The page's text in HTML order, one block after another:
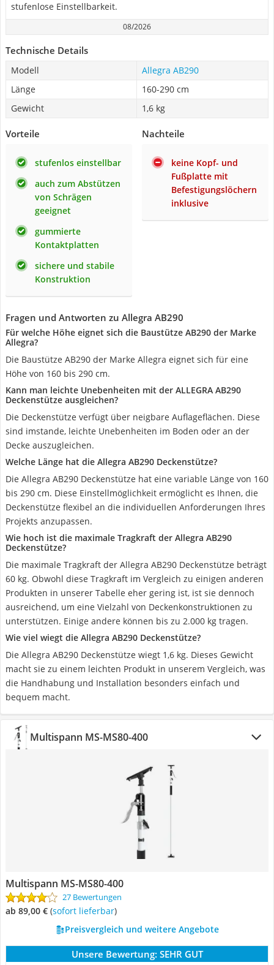
stufenlose Einstellbarkeit.
08/2026
Technische Details
Modell
Allegra AB290
Länge
160-290 cm
Gewicht
1,6 kg
Vorteile
stufenlos einstellbar
auch zum Abstützen
von Schrägen
geeignet
gummierte
Kontaktplatten
sichere und stabile
Konstruktion
Nachteile
keine Kopf- und
Fußplatte mit
Befestigungslöchern
inklusive
Fragen und Antworten zu Allegra AB290
Für welche Höhe eignet sich die Baustütze AB290 der Marke
Allegra?
Die Baustütze AB290 der Marke Allegra eignet sich für eine
Höhe von 160 bis 290 cm.
Kann man leichte Unebenheiten mit der ALLEGRA AB290
Deckenstütze ausgleichen?
Die Deckenstütze verfügt über neigbare Auflageflächen. Diese
sind imstande, leichte Unebenheiten im Boden oder an der
Decke auszugleichen.
Welche Länge hat die Allegra AB290 Deckenstütze?
Die Allegra AB290 Deckenstütze hat eine variable Länge von 160
bis 290 cm. Diese Einstellmöglichkeit ermöglicht es Ihnen, die
Deckenstütze flexibel an die individuellen Anforderungen Ihres
Projekts anzupassen.
Wie hoch ist die maximale Tragkraft der Allegra AB290
Deckenstütze?
Die maximale Tragkraft der Allegra AB290 Deckenstütze beträgt
60 kg. Obwohl diese Tragkraft im Vergleich zu einigen anderen
Produkten in unserer Tabelle eher gering ist, ist sie dennoch
ausreichend, um eine Vielzahl von Deckenkonstruktionen zu
unterstützen. Einige andere können bis zu 2.000 kg tragen.
Wie viel wiegt die Allegra AB290 Deckenstütze?
Die Allegra AB290 Deckenstütze wiegt 1,6 kg. Dieses Gewicht
macht sie zu einem leichten Produkt in unserem Vergleich, was
die Handhabung und Installation besonders einfach und
bequem macht.
Multispann MS-MS80-400
Multispann MS-MS80-400
27 Bewertungen
ab 89,00 € ( Sofort lieferbar)
Preisvergleich und weitere Angebote
Unsere Bewertung: SEHR GUT